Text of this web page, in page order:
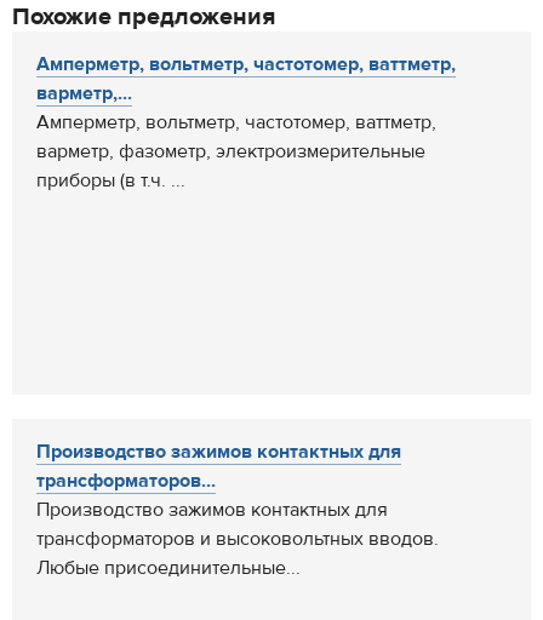
Похожие предложения
Амперметр, вольтметр, частотомер, ваттметр,
варметр,...
Амперметр, вольтметр, частотомер, ваттметр,
варметр, фазометр, электроизмерительные
приборы (в т.ч. ...
Производство зажимов контактных для
трансформаторов...
Производство зажимов контактных для
трансформаторов и высоковольтных вводов.
Любые присоединительные...